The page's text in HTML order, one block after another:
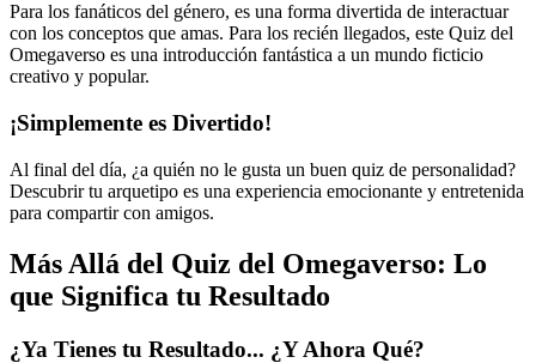
Para los fanáticos del género, es una forma divertida de interactuar
con los conceptos que amas. Para los recién llegados, este Quiz del
Omegaverso es una introducción fantástica a un mundo ficticio
creativo y popular.
¡Simplemente es Divertido!
Al final del día, ¿a quién no le gusta un buen quiz de personalidad?
Descubrir tu arquetipo es una experiencia emocionante y entretenida
para compartir con amigos.
Más Allá del Quiz del Omegaverso: Lo
que Significa tu Resultado
¿Ya Tienes tu Resultado... ¿Y Ahora Qué?